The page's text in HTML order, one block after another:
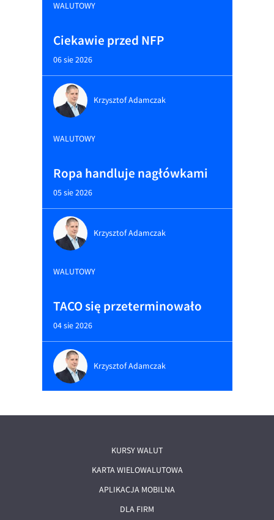
WALUTOWY
Ciekawie przed NFP
06 sie 2026
Krzysztof Adamczak
WALUTOWY
Ropa handluje nagłówkami
05 sie 2026
Krzysztof Adamczak
WALUTOWY
TACO się przeterminowało
04 sie 2026
Krzysztof Adamczak
KURSY WALUT
KARTA WIELOWALUTOWA
APLIKACJA MOBILNA
DLA FIRM